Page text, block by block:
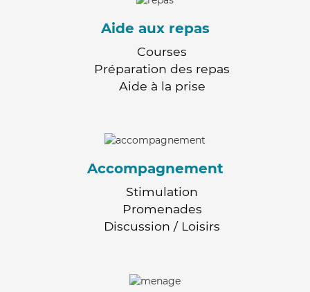
Aide aux repas
Courses
Préparation des repas
Aide à la prise
Accompagnement
Stimulation
Promenades
Discussion / Loisirs